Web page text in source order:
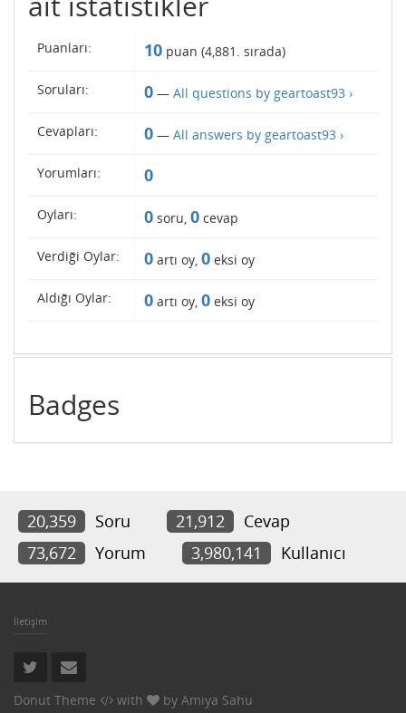
Puanları: 10 puan (4,881 . sırada)
Soruları: 0 — All questions by geartoast93 ›
Cevapları: 0 — All answers by geartoast93 ›
Yorumları: 0
Oyları: 0 soru, 0 cevap
Verdiği Oylar: 0 artı oy, 0 eksi oy
Aldığı Oylar: 0 artı oy, 0 eksi oy
Badges
20,359 Soru 21,912
Cevap
73,672
Yorum 3,980,141 Kullanıcı
İletişim
Donut Theme with by Amiya Sahu